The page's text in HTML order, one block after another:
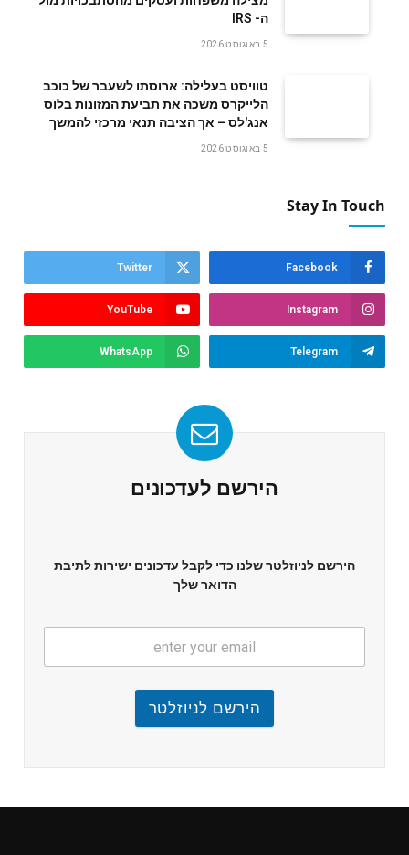
‬ה- IRS
5 באוגוסט 2026
טוויסט בעלילה: ארוסתו לשעבר של כוכב
הלייקרס משכה את תביעת המזונות בלוס
אנג'לס – אך הציבה תנאי מרכזי להמשך
5 באוגוסט 2026
Stay In Touch
Facebook
Twitter
Instagram
YouTube
Telegram
WhatsApp
הירשם לעדכונים
הירשם לניוזלטר שלנו כדי לקבל עדכונים ישירות לתיבת
הדואר שלך
הירשם לניוזלטר